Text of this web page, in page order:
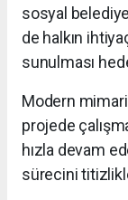
sosyal
de halkın
sunulması
Modern
projede
hızla devam
sürecini